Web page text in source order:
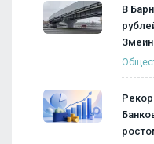
В